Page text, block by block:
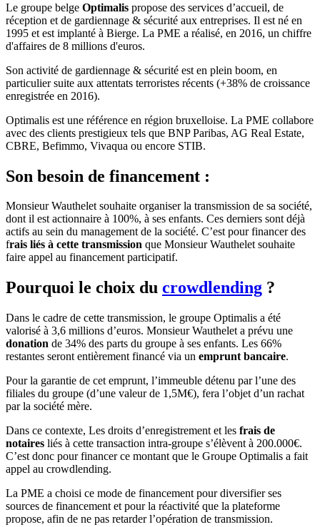
Le groupe belge Optimalis propose des services d’accueil, de
réception et de gardiennage & sécurité aux entreprises. Il est né en
1995 et est implanté à Bierge. La PME a réalisé, en 2016, un chiffre
d'affaires de 8 millions d'euros.
Son activité de gardiennage & sécurité est en plein boom, en
particulier suite aux attentats terroristes récents (+38% de croissance
enregistrée en 2016).
Optimalis est une référence en région bruxelloise. La PME collabore
avec des clients prestigieux tels que BNP Paribas, AG Real Estate,
CBRE, Befimmo, Vivaqua ou encore STIB.
Son besoin de financement :
Monsieur Wauthelet souhaite organiser la transmission de sa société,
dont il est actionnaire à 100%, à ses enfants. Ces derniers sont déjà
actifs au sein du management de la société. C’est pour financer des
frais liés à cette transmission que Monsieur Wauthelet souhaite
faire appel au financement participatif.
Pourquoi le choix du crowdlending ?
Dans le cadre de cette transmission, le groupe Optimalis a été
valorisé à 3,6 millions d’euros. Monsieur Wauthelet a prévu une
donation de 34% des parts du groupe à ses enfants. Les 66%
restantes seront entièrement financé via un emprunt bancaire.
Pour la garantie de cet emprunt, l’immeuble détenu par l’une des
filiales du groupe (d’une valeur de 1,5M€), fera l’objet d’un rachat
par la société mère.
Dans ce contexte, Les droits d’enregistrement et les frais de
notaires liés à cette transaction intra-groupe s’élèvent à 200.000€.
C’est donc pour financer ce montant que le Groupe Optimalis a fait
appel au crowdlending.
La PME a choisi ce mode de financement pour diversifier ses
sources de financement et pour la réactivité que la plateforme
propose, afin de ne pas retarder l’opération de transmission.